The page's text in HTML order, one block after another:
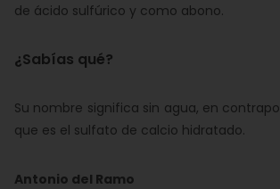
de ácido sulfúrico y como abono.
¿Sabías qué?
Su nombre significa sin agua, en
que es el sulfato de calcio hidratado.
Antonio del Ramo